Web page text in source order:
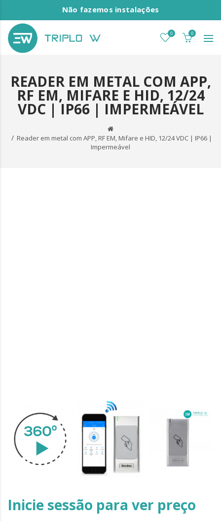
Não fazemos instalações
0 0
READER EM METAL COM APP,
RF EM, MIFARE E HID, 12/24
VDC | IP66 | IMPERMEÁVEL
Reader em metal com APP, RF EM, Mifare e HID, 12/24 VDC | IP66 |
Impermeável
Inicie sessão para ver preço